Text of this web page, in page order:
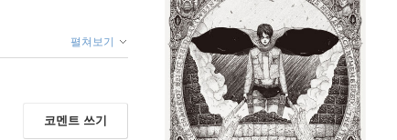
펼쳐보기
코멘트 쓰기